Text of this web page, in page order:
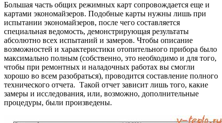
Большая часть общих режимных карт сопровождается еще и
картами экономайзеров. Подобные карты нужны лишь при
испытании экономайзеров, после чего составляется
специальная ведомость, демонстрирующая результаты
абсолютно всех испытаний и замеров. Чтобы описание
возможностей и характеристики отопительного прибора было
максимально полным (собственно, это необходимо и для того,
чтобы при ремонтных и наладочных работах вы смогли
хорошо во всем разобраться), проводится составление полного
технического отчета. Такой отчет зависит лишь того, какие
замеры и исследования, или, возможно, дополнительные
процедуры, были произведены.